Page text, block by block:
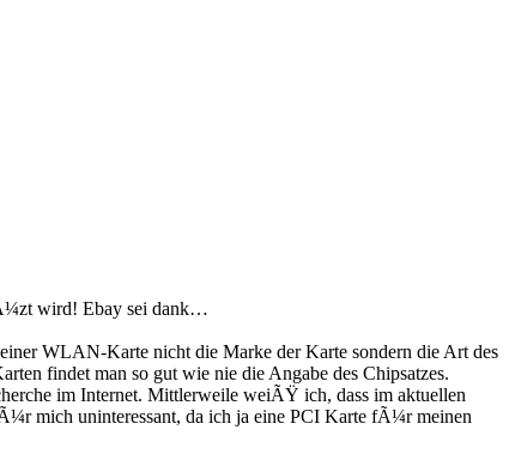
wird! Ebay sei dank…
WLAN-Karte nicht die Marke der Karte sondern die Art des
findet man so gut wie nie die Angabe des Chipsatzes.
im Internet. Mittlerweile weiÃŸ ich, dass im aktuellen
mich uninteressant, da ich ja eine PCI Karte fÃ¼r meinen